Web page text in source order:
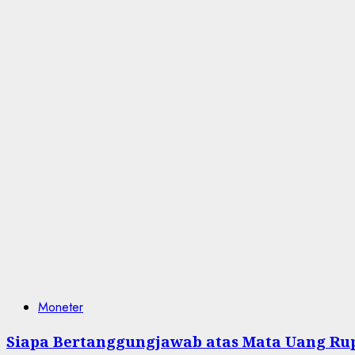
Moneter
Siapa Bertanggungjawab atas Mata Uang